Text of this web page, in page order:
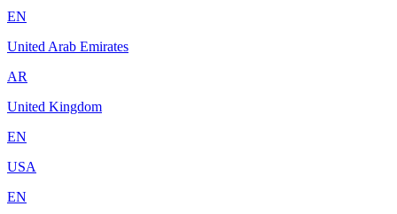
EN
United Arab Emirates
AR
United Kingdom
EN
USA
EN